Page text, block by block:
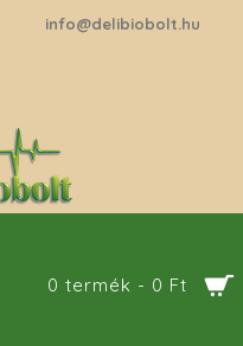
info@delibiobolt.hu
0 termék - 0 Ft